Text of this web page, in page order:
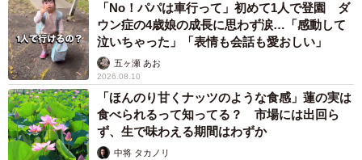
「No！パパは車行って」初めて1人で登園 ダ
ウン症の4歳娘の成長に思わず涙…「感動して
泣いちゃった」「表情も会話も愛おしい」
五ヶ瀬 あお
2026.08.10
「ほんのり甘くナッツのような食感」蓮の実は
食べられるって知ってる？ 市場には出回ら
ず、生で味わえる期間はわずか
中将 タカノリ